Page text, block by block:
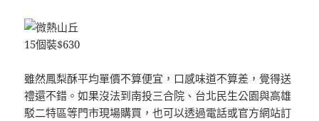
15個裝$630
雖然鳳梨酥平均單價不算便宜，口感味道不算差，覺得送
禮還不錯。如果沒法到南投三合院、台北民生公園與高雄
駁二特區等門市現場購買，也可以透過電話或官方網站訂